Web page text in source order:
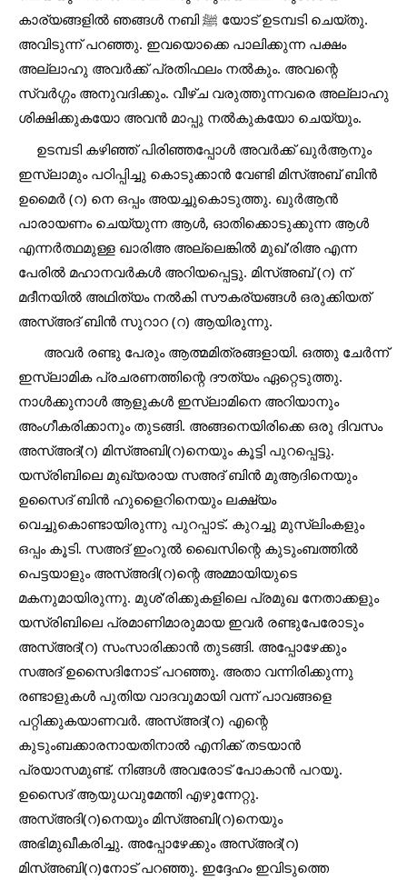
കാര്യങ്ങളിൽ ഞങ്ങൾ നബി ﷺ യോട് ഉടമ്പടി ചെയ്തു.
അവിടുന്ന് പറഞ്ഞു. ഇവയൊക്കെ പാലിക്കുന്ന പക്ഷം
അല്ലാഹു അവർക്ക് പ്രതിഫലം നൽകും. അവന്റെ
സ്വർഗ്ഗം അനുവദിക്കും. വീഴ്ച വരുത്തുന്നവരെ അല്ലാഹു
ശിക്ഷിക്കുകയോ അവൻ മാപ്പു നൽകുകയോ ചെയ്യും.
ഇസ്‌ലാമും പഠിപ്പിച്ചു കൊടുക്കാൻ വേണ്ടി മിസ്അബ് ബിൻ
ഉമൈർ (റ) നെ ഒപ്പം അയച്ചുകൊടുത്തു. ഖുർആൻ
പാരായണം ചെയ്യുന്ന ആൾ, ഓതിക്കൊടുക്കുന്ന ആൾ
എന്നർത്ഥമുള്ള ഖാരിഅ അല്ലെങ്കിൽ മുഖ്'രിഅ എന്ന
പേരിൽ മഹാനവർകൾ അറിയപ്പെട്ടു. മിസ്അബ് (റ) ന്
മദീനയിൽ അഥിത്യം നൽകി സൗകര്യങ്ങൾ ഒരുക്കിയത്
അസ്അദ് ബിൻ സുറാറ (റ) ആയിരുന്നു.
ഇസ്ലാമിക പ്രചരണത്തിന്റെ ദൗത്യം ഏറ്റെടുത്തു.
നാൾക്കുനാൾ ആളുകൾ ഇസ്‌ലാമിനെ അറിയാനും
അംഗീകരിക്കാനും തുടങ്ങി. അങ്ങനെയിരിക്കെ ഒരു ദിവസം
അസ്അദ്(റ) മിസ്അബി(റ)നെയും കൂട്ടി പുറപ്പെട്ടു.
യസ്‌രിബിലെ മുഖ്യരായ സഅദ് ബിൻ മുആദിനെയും
ഉസൈദ് ബിൻ ഹുളൈറിനെയും ലക്ഷ്യം
വെച്ചുകൊണ്ടായിരുന്നു പുറപ്പാട്. കുറച്ചു മുസ്‌ലിംകളും
ഒപ്പം കൂടി. സഅദ് ഇംറുൽ ഖൈസിന്റെ കുടുംബത്തിൽ
പെട്ടയാളും അസ്അദി(റ)ന്റെ അമ്മായിയുടെ
മകനുമായിരുന്നു. മുശ്'രിക്കുകളിലെ പ്രമുഖ നേതാക്കളും
യസ്‌രിബിലെ പ്രമാണിമാരുമായ ഇവർ രണ്ടുപേരോടും
അസ്അദ്(റ) സംസാരിക്കാൻ തുടങ്ങി. അപ്പോഴേക്കും
സഅദ് ഉസൈദിനോട് പറഞ്ഞു. അതാ വന്നിരിക്കുന്നു
രണ്ടാളുകൾ പുതിയ വാദവുമായി വന്ന് പാവങ്ങളെ
പറ്റിക്കുകയാണവർ. അസ്അദ്(റ) എന്റെ
കുടുംബക്കാരനായതിനാൽ എനിക്ക് തടയാൻ
പ്രയാസമുണ്ട്. നിങ്ങൾ അവരോട് പോകാൻ പറയൂ.
ഉസൈദ് ആയുധവുമേന്തി എഴുന്നേറ്റു.
അസ്അദി(റ)നെയും മിസ്അബി(റ)നെയും
അഭിമുഖീകരിച്ചു. അപ്പോഴേക്കും അസ്അദ്(റ)
മിസ്അബി(റ)നോട് പറഞ്ഞു. ഇദ്ദേഹം ഇവിടുത്തെ